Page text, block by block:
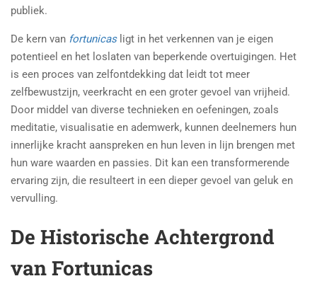
publiek.
De kern van fortunicasligt in het verkennen van je eigen
potentieel en het loslaten van beperkende overtuigingen. Het
is een proces van zelfontdekking dat leidt tot meer
zelfbewustzijn, veerkracht en een groter gevoel van vrijheid.
Door middel van diverse technieken en oefeningen, zoals
meditatie, visualisatie en ademwerk, kunnen deelnemers hun
innerlijke kracht aanspreken en hun leven in lijn brengen met
hun ware waarden en passies. Dit kan een transformerende
ervaring zijn, die resulteert in een dieper gevoel van geluk en
vervulling.
De Historische Achtergrond
van Fortunicas